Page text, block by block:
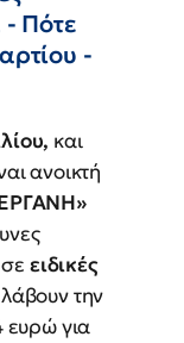
Πότε
-
και
ανοικτή
ειδικές
την
ευρώ για